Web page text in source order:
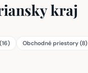
kraj
Obchodné priestory (8)